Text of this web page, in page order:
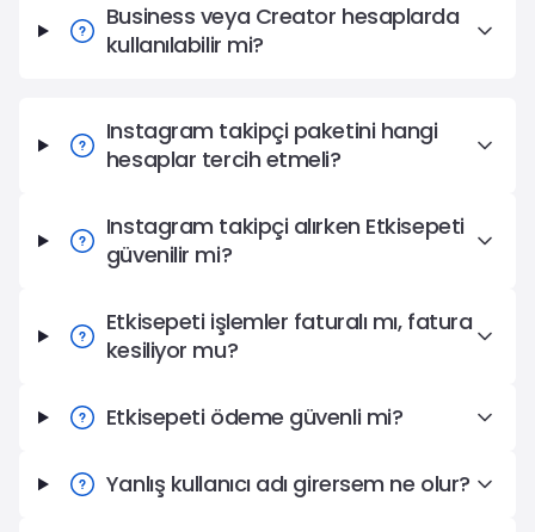
Business veya Creator hesaplarda
kullanılabilir mi?
Instagram takipçi paketini hangi
hesaplar tercih etmeli?
Instagram takipçi alırken Etkisepeti
güvenilir mi?
Etkisepeti işlemler faturalı mı, fatura
kesiliyor mu?
Etkisepeti ödeme güvenli mi?
Yanlış kullanıcı adı girersem ne olur?